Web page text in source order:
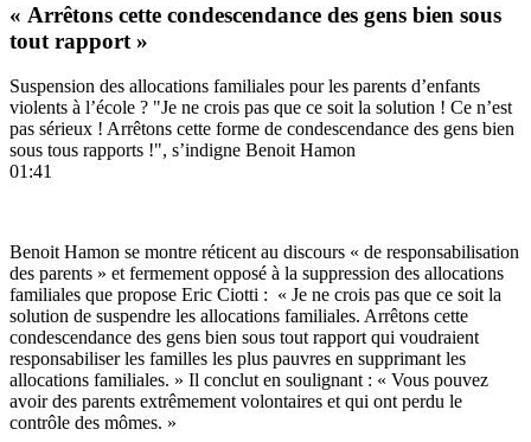
« Arrêtons cette condescendance des gens bien sous
tout rapport »
Suspension des allocations familiales pour les parents d’enfants
violents à l’école ? "Je ne crois pas que ce soit la solution ! Ce n’est
pas sérieux ! Arrêtons cette forme de condescendance des gens bien
sous tous rapports !", s’indigne Benoit Hamon
01:41
Benoit Hamon se montre réticent au discours « de responsabilisation
des parents » et fermement opposé à la suppression des allocations
familiales que propose Eric Ciotti : « Je ne crois pas que ce soit la
solution de suspendre les allocations familiales. Arrêtons cette
condescendance des gens bien sous tout rapport qui voudraient
responsabiliser les familles les plus pauvres en supprimant les
allocations familiales. » Il conclut en soulignant : « Vous pouvez
avoir des parents extrêmement volontaires et qui ont perdu le
contrôle des mômes. »